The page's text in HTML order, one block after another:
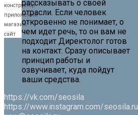
конструктор
приложений
магазин
сайт
рассказывать о своей
отрасли. Если человек
откровенно не понимает, о
чем идет речь, то он вам не
подходит Директолог готов
на контакт. Сразу описывает
принцип работы и
озвучивает, куда пойдут
ваши средства.
https://vk.com/seosila
https://www.instagram.com/seosila.ru